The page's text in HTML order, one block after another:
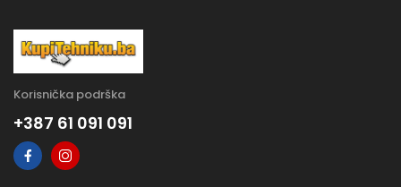
Korisnička podrška
+387 61 091 091